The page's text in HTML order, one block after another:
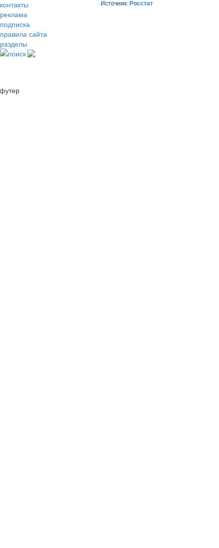
контакты
реклама
подписка
правила сайта
разделы
поиск
Источник: Росстат
футер